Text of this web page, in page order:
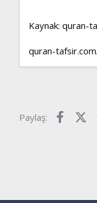
Kaynak: quran-
quran-
Paylaş: